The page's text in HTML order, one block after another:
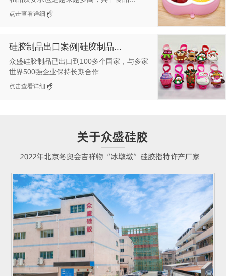
点击查看详细
硅胶制品出口案例|硅胶制品...
众盛硅胶制品已出口到100多个国家，与多家
世界500强企业保持长期合作...
点击查看详细